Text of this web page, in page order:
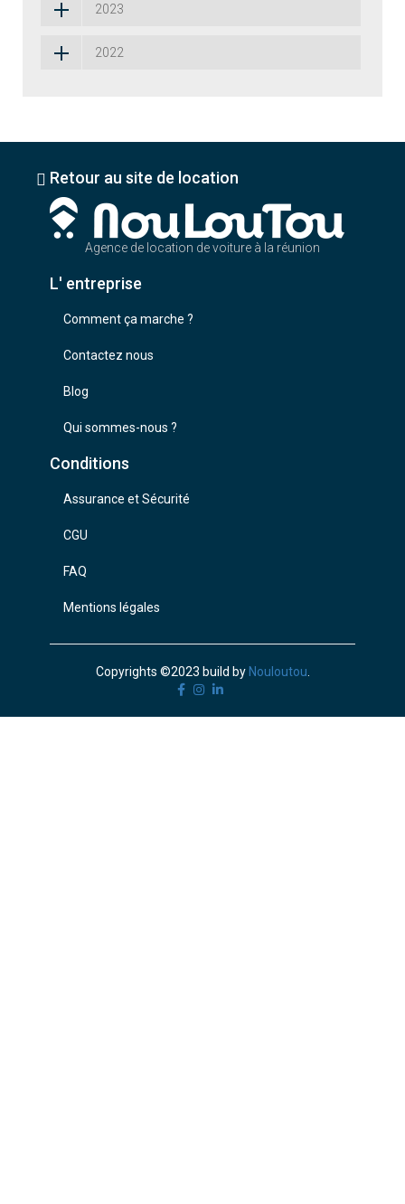
2023
2022
Retour au site de location
Agence de location de voiture à la réunion
L' entreprise
Comment ça marche ?
Contactez nous
Blog
Qui sommes-nous ?
Conditions
Assurance et Sécurité
CGU
FAQ
Mentions légales
Copyrights ©2023 build by Nouloutou